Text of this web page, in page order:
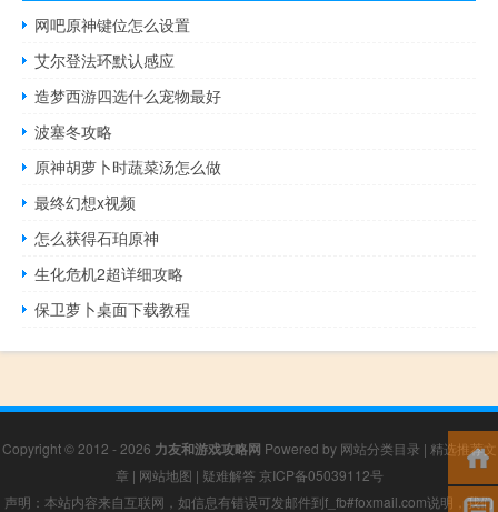
网吧原神键位怎么设置
艾尔登法环默认感应
造梦西游四选什么宠物最好
波塞冬攻略
原神胡萝卜时蔬菜汤怎么做
最终幻想x视频
怎么获得石珀原神
生化危机2超详细攻略
保卫萝卜桌面下载教程
Copyright © 2012 - 2026 力友和游戏攻略网 Powered by 网站分类目录 | 精选推荐文
章 | 网站地图 | 疑难解答 京ICP备05039112号
声明：本站内容来自互联网，如信息有错误可发邮件到f_fb#foxmail.com说明，我们